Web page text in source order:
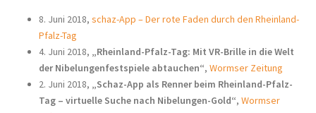
8. Juni 2018, schaz-App – Der rote Faden durch den Rheinland-
Pfalz-Tag
4. Juni 2018, „Rheinland-Pfalz-Tag: Mit VR-Brille in die Welt
der Nibelungenfestspiele abtauchen“, Wormser Zeitung
2. Juni 2018, „Schaz-App als Renner beim Rheinland-Pfalz-
Tag – virtuelle Suche nach Nibelungen-Gold“, Wormser